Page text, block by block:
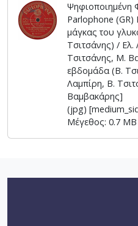
Ψηφιοποιημένη
Parlophone (GR)
μάγκας του
Τσιτσάνης) / Ελ.
Τσιτσάνης, Μ.
εβδομάδα (Β.
Λαμπίρη, Β.
Βαμβακάρης]
(jpg)
Μέγεθος: 0.7 MB